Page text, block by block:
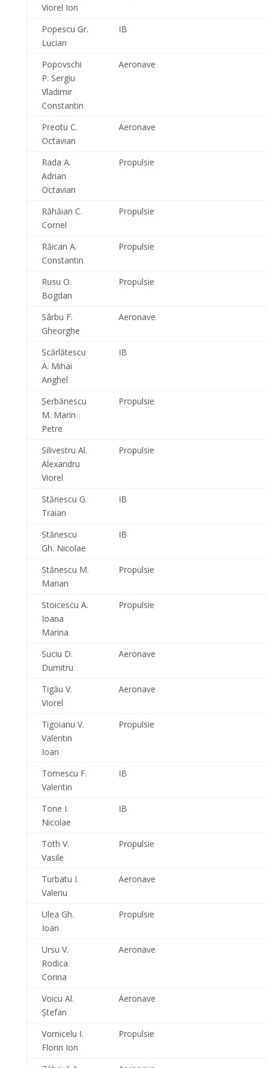
Viorel Ion
Popescu Gr.
Lucian
IB
Popovschi
P. Sergiu
Vladimir
Constantin
Aeronave
Preotu C.
Octavian
Aeronave
Rada A.
Adrian
Octavian
Propulsie
Răhăian C.
Cornel
Propulsie
Răican A.
Constantin
Propulsie
Rusu O.
Bogdan
Propulsie
Sârbu F.
Gheorghe
Aeronave
Scărlătescu
A. Mihai
Anghel
IB
Şerbănescu
M. Marin
Petre
Propulsie
Silivestru Al.
Alexandru
Viorel
Propulsie
Stănescu G.
Traian
IB
Stănescu
Gh. Nicolae
IB
Stănescu M.
Marian
Propulsie
Stoicescu A.
Ioana
Marina
Propulsie
Suciu D.
Dumitru
Aeronave
Tigău V.
Viorel
Aeronave
Tigoianu V.
Valentin
Ioan
Propulsie
Tomescu F.
Valentin
IB
Tone I.
Nicolae
IB
Toth V.
Vasile
Propulsie
Turbatu I.
Valeriu
Aeronave
Ulea Gh.
Ioan
Propulsie
Ursu V.
Rodica
Corina
Aeronave
Voicu Al.
Ştefan
Aeronave
Vornicelu I.
Florin Ion
Propulsie